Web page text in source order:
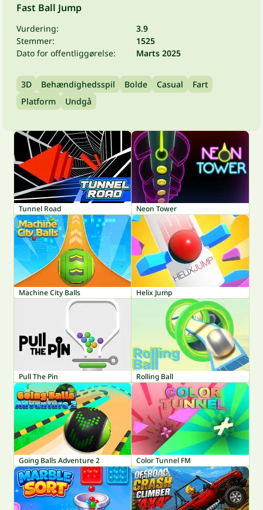
Fast Ball Jump
Vurdering:
3.9
Stemmer:
1525
Dato for offentliggørelse:
Marts 2025
3D Behændighedsspil Bolde Casual
Fart
Platform
Undgå
Tunnel Road Neon Tower
Machine City Balls Helix Jump
Pull The Pin Rolling Ball
Going Balls Adventure 2 Color Tunnel FM